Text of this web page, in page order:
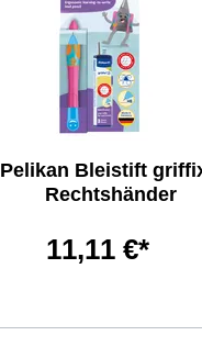
Pelikan Bleistift
Rechtshänder
11,11 €*